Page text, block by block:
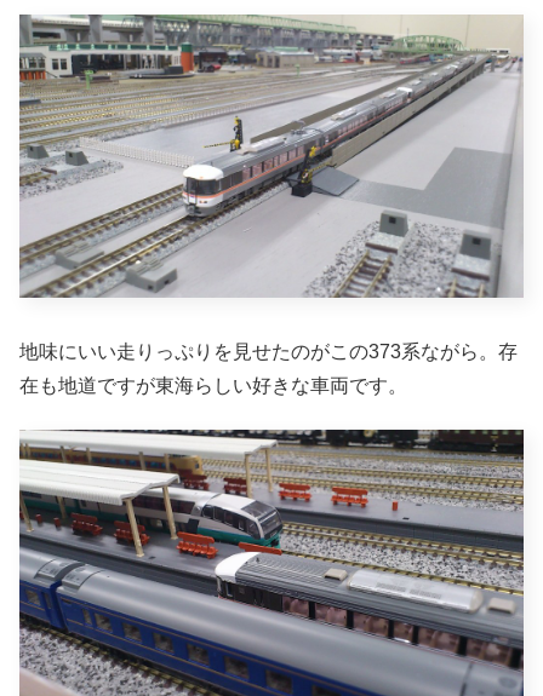
地味にいい走りっぷりを見せたのがこの373系ながら。存
在も地道ですが東海らしい好きな車両です。